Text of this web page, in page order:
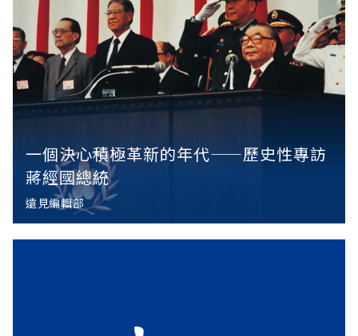
一個決心積極革新的年代——歷史性專訪
蔣經國總統
遠見編輯部